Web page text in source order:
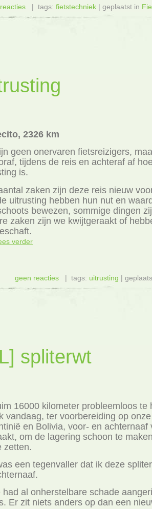
| tags: fietstechniek | geplaatst in
2326 km
geen onervaren fietsreizigers,
tijdens de reis en achteraf af
is.
zaken zijn deze reis nieuw
uitrusting hebben hun nut en
bewezen, sommige dingen
zaken zijn we kwijtgeraakt of
verder
geen reacties| tags: uitrusting |
spliterwt
16000 kilometer probleemloos te
vandaag, ter voorbereiding op
en Bolivia, voor- en achternaaf
om de lagering schoon te
zetten.
een tegenvaller dat ik deze
had al onherstelbare schade
Er zit niets anders op dan een